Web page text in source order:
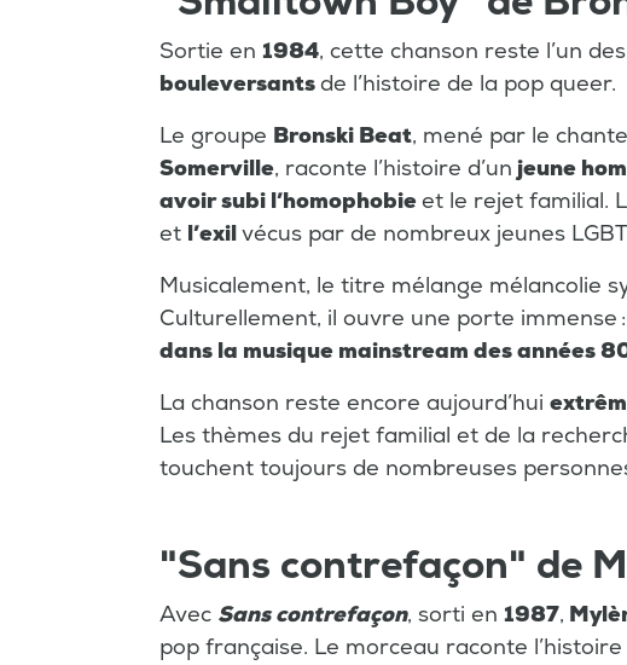
Sortie en 1984, cette chanson reste l’un des
bouleversantsde l’histoire de la pop queer.
Le groupe Bronski Beat, mené par le
Somerville, raconte l’histoire d’un jeune
avoir subi l’homophobieet le rejet familial.
et l’exilvécus par de nombreux jeunes
Musicalement, le titre mélange mélancolie
Culturellement, il ouvre une porte immense :
dans la musique mainstream des années
La chanson reste encore aujourd’hui
Les thèmes du rejet familial et de la
touchent toujours de nombreuses
"Sans contrefaçon" de
Avec Sans contrefaçon, sorti en 1987,
pop française. Le morceau raconte l’histoire